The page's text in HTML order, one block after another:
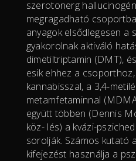
szerotonerg
megragadható
anyagok elsődlegesen
gyakorolnak aktiváló
dimetiltriptamin (DMT),
esik ehhez a
kannabisszal, a 3,4-
metamfetaminnal
együtt többen (Dennis
köz- lés) a kvázi-
sorolják. Számos kutató
kifejezést használja a